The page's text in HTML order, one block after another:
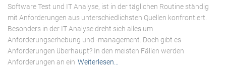
Software Test und IT Analyse, ist in der täglichen Routine ständig
mit Anforderungen aus unterschiedlichsten Quellen konfrontiert.
Besonders in der IT Analyse dreht sich alles um
Anforderungserhebung und -management. Doch gibt es
Anforderungen überhaupt? In den meisten Fällen werden
Anforderungen an ein Weiterlesen…